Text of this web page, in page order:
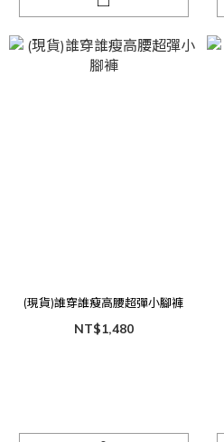
(現貨)誰穿誰瘦高腰超彈小腳褲
NT$1,480